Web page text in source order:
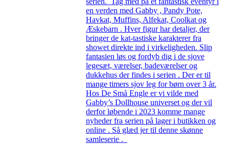
en verden med Gabby , Pandy Pote,
Havkat, Muffins, Alfekat, Coolkat og
Æskebarn . Hver figur har detaljer, der
bringer de kat-tastiske karakterer fra
showet direkte ind i virkeligheden. Slip
fantasien løs og fordyb dig i de sjove
legesæt, værelser, badeværelser og
dukkehus der findes i serien . Der er til
mange timers sjov leg for børn over 3 år.
Hos De Små Engle er vi vilde med
Gabby’s Dollhouse universet og der vil
derfor løbende i 2023 komme mange
nyheder fra serien på lager i butikken og
online . Så glæd jer til denne skønne
samleserie .